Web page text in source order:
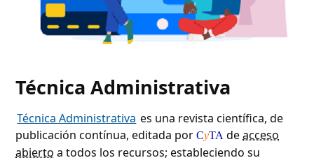
Técnica Administrativa
Técnica Administrativa es una revista científica, de
publicación contínua, editada porCyTA deacceso
abierto a todos los recursos; estableciendo su